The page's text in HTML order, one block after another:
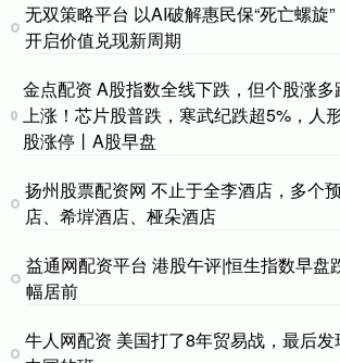
无双策略平台 以AI破解惠民保“死亡螺旋
开启价值兑现新周期
金点配资 A股指数全线下跌，但个股涨
上涨！芯片股普跌，寒武纪跌超5%，人
股涨停丨A股早盘
扬州股票配资网 不止于全李酒店，多个
店、希堓酒店、桠朵酒店
益通网配资平台 港股午评|恒生指数早盘
幅居前
牛人网配资 美国打了8年贸易战，最后